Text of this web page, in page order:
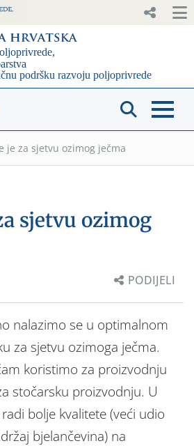
je za sjetvu ozimog ječma
sjetvu ozimog
PODIJELI
nalazimo se u optimalnom
za sjetvu ozimoga ječma.
koristimo za proizvodnju
stočarsku proizvodnju. U
bolje kvalitete (veći udio
bjelančevina) na